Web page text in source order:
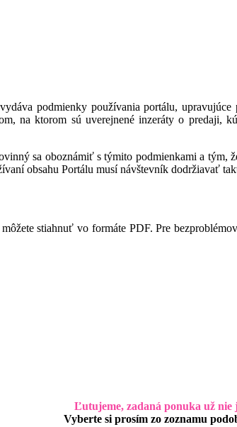
podmienky používania portálu,
na ktorom sú uverejnené inzeráty o predaji,
sa oboznámiť s týmito podmienkami a tým,
obsahu Portálu musí návštevník dodržiavať
stiahnuť vo formáte PDF. Pre
Ľutujeme, zadaná ponuka už nie
Vyberte si prosím zo zoznamu